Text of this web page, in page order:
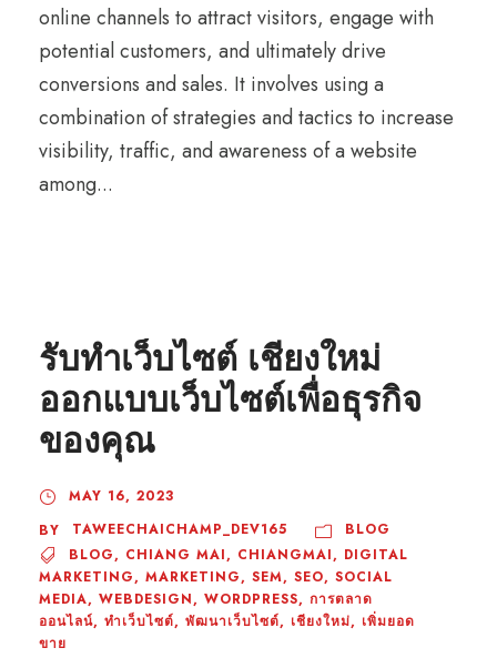
online channels to attract visitors, engage with
potential customers, and ultimately drive
conversions and sales. It involves using a
combination of strategies and tactics to increase
visibility, traffic, and awareness of a website
among...
รับทำเว็บไซต์ เชียงใหม่
ออกแบบเว็บไซต์เพื่อธุรกิจ
ของคุณ
MAY 16, 2023
BY
TAWEECHAICHAMP_DEV165
BLOG
BLOG, CHIANG MAI, CHIANGMAI, DIGITAL
MARKETING, MARKETING, SEM, SEO, SOCIAL
MEDIA, WEBDESIGN, WORDPRESS, การตลาด
ออนไลน์, ทำเว็บไซต์, พัฒนาเว็บไซต์, เชียงใหม่, เพิ่มยอด
ขาย